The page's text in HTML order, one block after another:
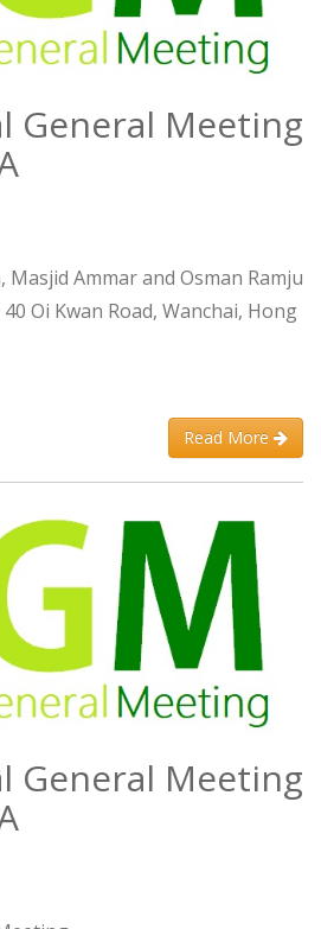
General Meeting
Masjid Ammar and Osman Ramju
Oi Kwan Road, Wanchai, Hong
Read More
General Meeting